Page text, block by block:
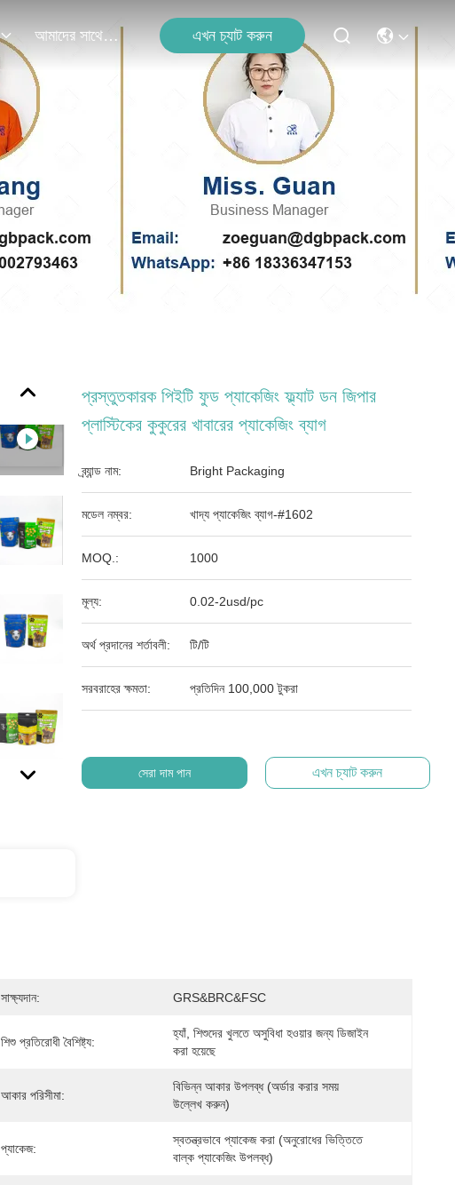
আমাদের সাথে যোগাযোগ এখন চ্যাট করুন
প্রস্তুতকারক পিইটি ফুড প্যাকেজিং ফ্ল্যাট ডন জিপার
প্লাস্টিকের কুকুরের খাবারের প্যাকেজিং ব্যাগ
ব্র্যান্ড নাম: Bright Packaging
মডেল নম্বর: খাদ্য প্যাকেজিং ব্যাগ-#1602
MOQ.: 1000
মূল্য: 0.02-2usd/pc
অর্থ প্রদানের শর্তাবলী: টি/টি
সরবরাহের ক্ষমতা: প্রতিদিন 100,000 টুকরা
সেরা দাম পান এখন চ্যাট করুন
সাক্ষ্যদান: GRS&BRC&FSC
শিশু প্রতিরোধী বৈশিষ্ট্য:
হ্যাঁ, শিশুদের খুলতে অসুবিধা হওয়ার জন্য ডিজাইন
করা হয়েছে
আকার পরিসীমা:
বিভিন্ন আকার উপলব্ধ (অর্ডার করার সময়
উল্লেখ করুন)
প্যাকেজ:
স্বতন্ত্রভাবে প্যাকেজ করা (অনুরোধের ভিত্তিতে
বাল্ক প্যাকেজিং উপলব্ধ)